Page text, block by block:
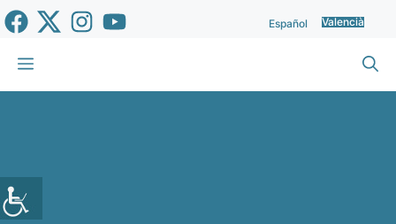
Vés
al
contingut
Español Valencià
Menu